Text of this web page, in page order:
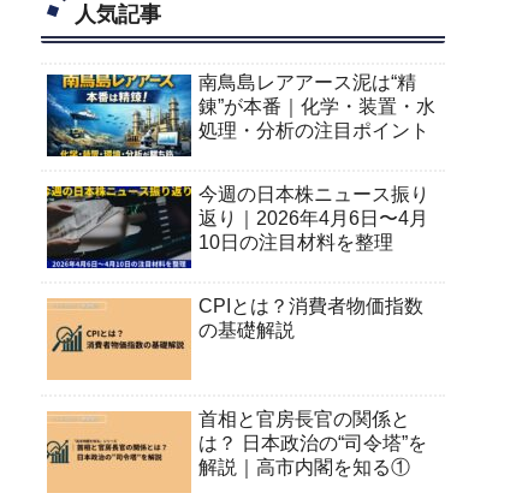
人気記事
南鳥島レアアース泥は“精
錬”が本番｜化学・装置・水
処理・分析の注目ポイント
今週の日本株ニュース振り
返り｜2026年4月6日〜4月
10日の注目材料を整理
CPIとは？消費者物価指数
の基礎解説
首相と官房長官の関係と
は？ 日本政治の“司令塔”を
解説｜高市内閣を知る①